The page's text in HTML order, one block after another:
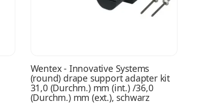
Wentex - Innovative Systems
(round) drape support adapter kit
31,0 (Durchm.) mm (int.) /36,0
(Durchm.) mm (ext.), schwarz